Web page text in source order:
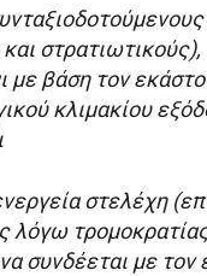
με βάση τον
κλιμακίου
στελέχη
λόγω
συνδέεται με τον